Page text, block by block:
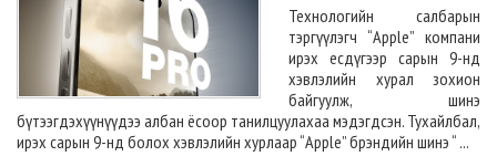
Технологийн салбарын
тэргүүлэгч “Apple” компани
ирэх есдүгээр сарын 9-нд
хэвлэлийн хурал зохион
байгуулж, шинэ
бүтээгдэхүүнүүдээ албан ёсоор танилцуулахаа мэдэгдсэн. Тухайлбал,
ирэх сарын 9-нд болох хэвлэлийн хурлаар “Apple” брэндийн шинэ “ ...